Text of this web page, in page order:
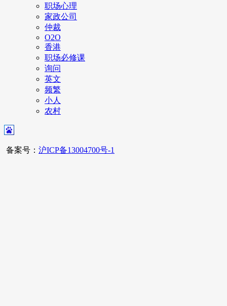
职场心理
家政公司
仲裁
O2O
香港
职场必修课
询问
英文
频繁
小人
农村
备案号： 沪ICP备13004700号-1